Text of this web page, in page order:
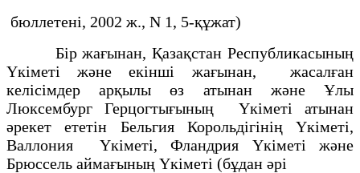
бюллетені, 2002 ж., N 1, 5-құжат)
Бiр жағынан, Қазақстан Республикасының
Yкiметi және екiншi жағынан, жасалған
келiсiмдер арқылы өз атынан және Ұлы
Люксембург Герцогтығының Үкiметi атынан
әрекет ететiн Бельгия Корольдiгiнiң Үкiметi,
Валлония Үкiметi, Фландрия Үкiметi және
Брюссель аймағының Yкiметi (бұдан әрi